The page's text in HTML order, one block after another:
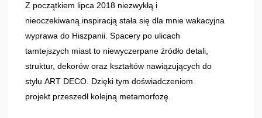
Z początkiem lipca 2018 niezwykłą i
nieoczekiwaną inspiracją stała się dla mnie wakacyjna
wyprawa do Hiszpanii. Spacery po ulicach
tamtejszych miast to niewyczerpane źródło detali,
struktur, dekorów oraz kształtów nawiązujących do
stylu ART DECO. Dzięki tym doświadczeniom
projekt przeszedł kolejną metamorfozę.